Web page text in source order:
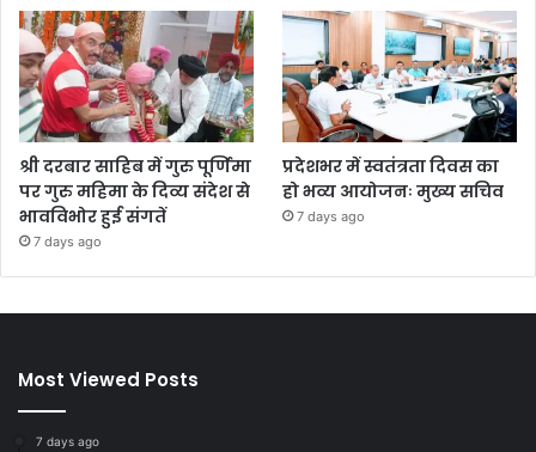
श्री दरबार साहिब में गुरु पूर्णिमा
पर गुरु महिमा के दिव्य संदेश से
भावविभोर हुई संगतें
7 days ago
प्रदेशभर में स्वतंत्रता दिवस का
हो भव्य आयोजनः मुख्य सचिव
7 days ago
Most Viewed Posts
7 days ago